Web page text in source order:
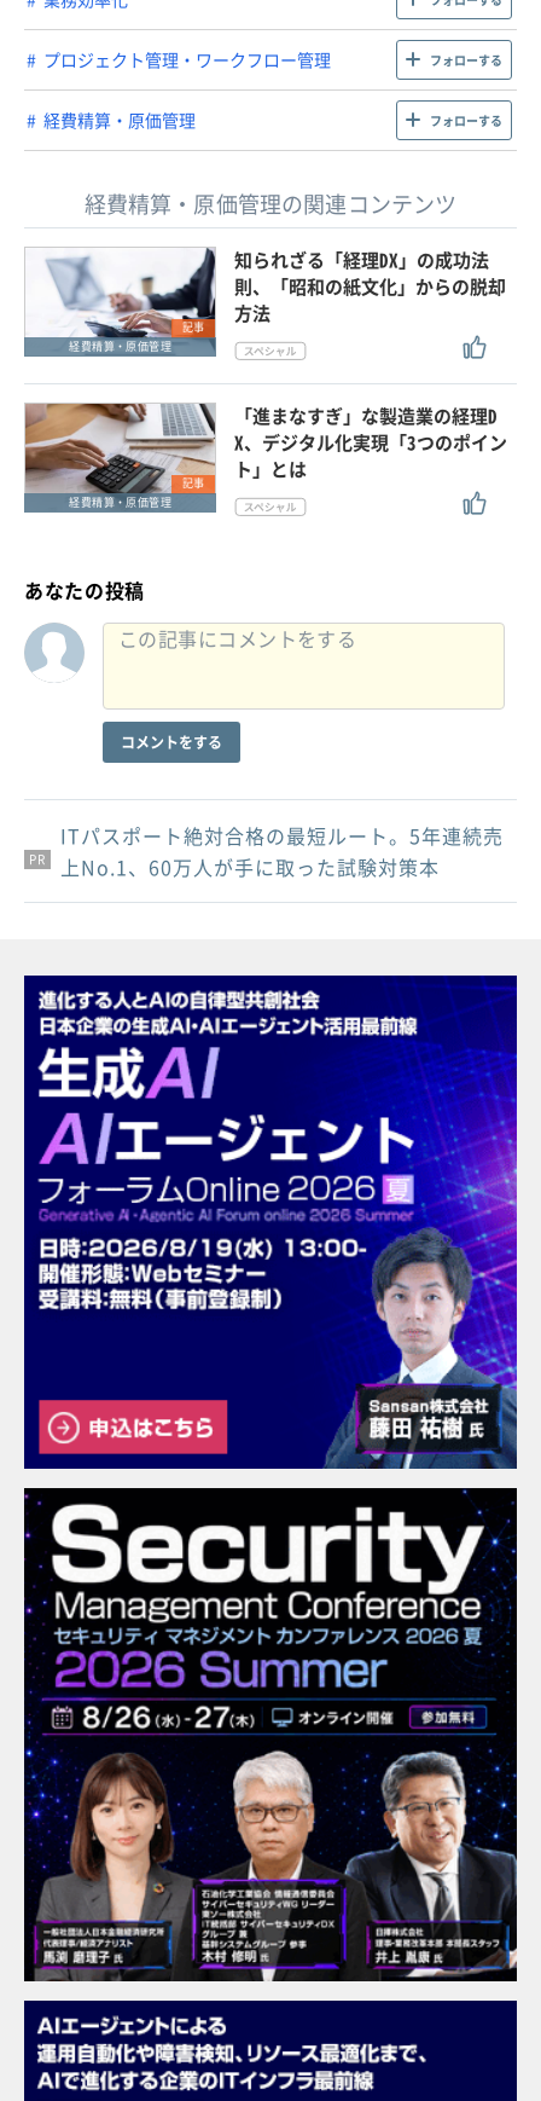
プロジェクト管理・ワークフロー管理 フォローする
経費精算・原価管理 フォローする
経費精算・原価管理の関連コンテンツ
記事
経費精算・原価管理
知られざる「経理DX」の成功法
則、「昭和の紙文化」からの脱却
方法
記事
経費精算・原価管理
「進まなすぎ」な製造業の経理D
X、デジタル化実現「3つのポイン
ト」とは
あなたの投稿
コメントをする
PR
PR
PR
ITパスポート絶対合格の最短ルート。5年連続売
上No.1、60万人が手に取った試験対策本